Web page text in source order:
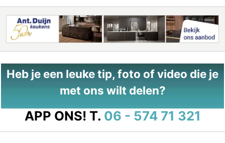
Heb je een leuke tip, foto of video die je
met ons wilt delen?
APP ONS! T. 06 - 574 71 321